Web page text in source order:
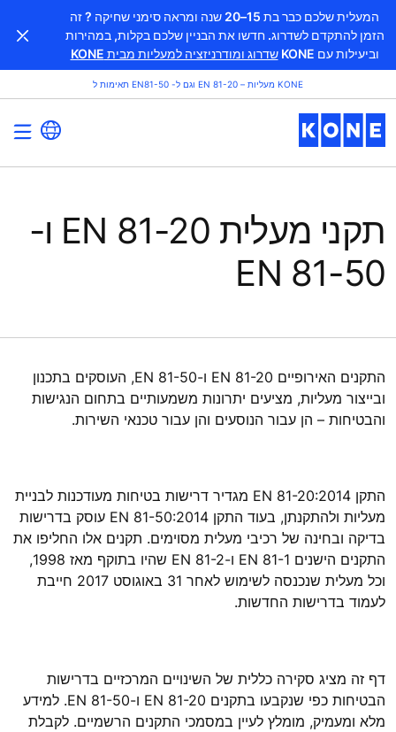
המעלית שלכם כבר בת 15–20 שנה ומראה סימני שחיקה ? זה
הזמן להתקדם לשדרוג. חדשו את הבניין שלכם בקלות, במהירות
וביעילות עם KONE
שדרוג ומודרניזציה למעליות מבית KONE
KONE מעליות – EN 81-20 וגם ל- EN81-50 תאימות ל
תקני מעלית EN 81-20 ו-
EN 81-50
התקנים האירופיים EN 81-20 ו-EN 81-50, העוסקים בתכנון
ובייצור מעליות, מציעים יתרונות משמעותיים בתחום הנגישות
והבטיחות – הן עבור הנוסעים והן עבור טכנאי השירות.
התקן EN 81-20:2014 מגדיר דרישות בטיחות מעודכנות לבניית
מעליות ולהתקנתן, בעוד התקן EN 81-50:2014 עוסק בדרישות
בדיקה ובחינה של רכיבי מעלית מסוימים. תקנים אלו החליפו את
התקנים הישנים EN 81-1 ו-EN 81-2 שהיו בתוקף מאז 1998,
וכל מעלית שנכנסה לשימוש לאחר 31 באוגוסט 2017 חייבת
לעמוד בדרישות החדשות.
דף זה מציג סקירה כללית של השינויים המרכזיים בדרישות
הבטיחות כפי שנקבעו בתקנים EN 81-20 ו-EN 81-50. למידע
מלא ומעמיק, מומלץ לעיין במסמכי התקנים הרשמיים. לקבלת